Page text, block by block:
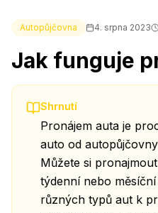
Autopůjčovna 4. srpna 2023
Jak funguje
Shrnutí
Pronájem auta je
auto od
Můžete si
týdenní nebo
různých typů aut k